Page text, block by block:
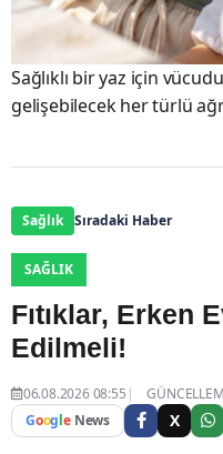
Sağlıklı bir yaz için
gelişebilecek her türlü
Sağlık Sıradaki Haber
SAĞLIK
Fıtıklar, Erken
Edilmeli!
06.08.2026 08:55
Google News X